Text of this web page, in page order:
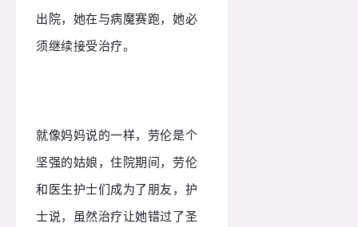
出院，她在与病魔赛跑，她必
须继续接受治疗。
就像妈妈说的一样，劳伦是个
坚强的姑娘，住院期间，劳伦
和医生护士们成为了朋友，护
士说，虽然治疗让她错过了圣